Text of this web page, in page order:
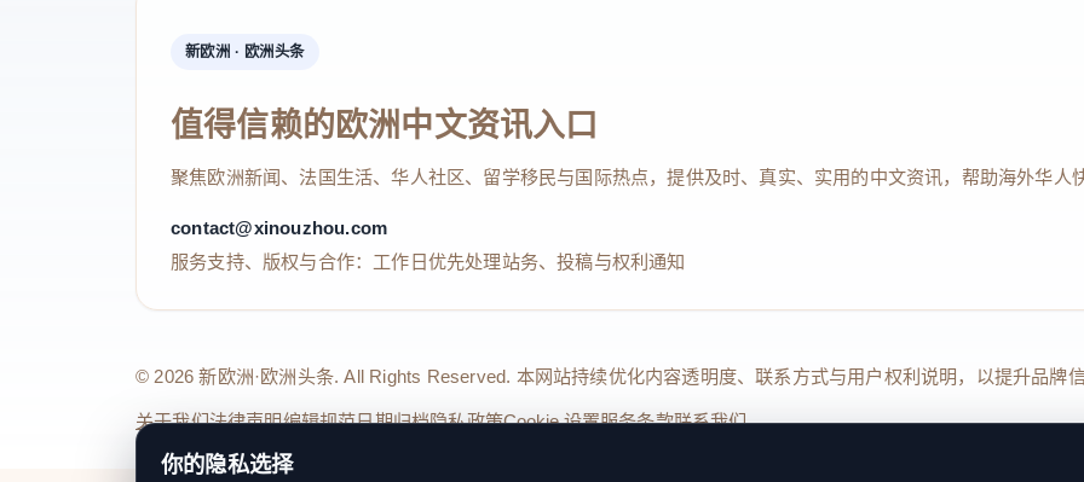
新欧洲 · 欧洲头条
值得信赖的欧洲中文资讯入口
聚焦欧洲新闻、法国生活、华人社区、留学移民与国际热点，提供及时、真实、实用的中文资讯，帮助海外华人
contact@xinouzhou.com
服务支持、版权与合作：工作日优先处理站务、投稿与权利通知
© 2026 新欧洲·欧洲头条. All Rights Reserved. 本网站持续优化内容透明度、联系方式与用户权利说明，以提升品牌
关于我们法律声明编辑规范日期归档隐私政策Cookie 设置服务条款联系我们
你的隐私选择